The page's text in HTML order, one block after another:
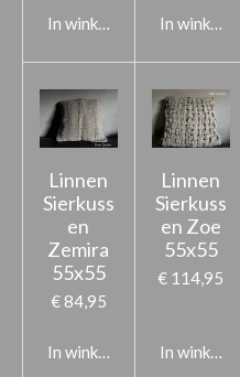
In winkelwagen In
Linnen
Sierkuss
en
Zemira
55x55
€ 84,95
In winkelwagen
Linnen
Sierkuss
en Zoe
55x55
€ 114,95
In